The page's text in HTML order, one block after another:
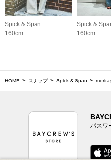
Spick & Span
160cm
Spick &
160cm
HOME スナップ Spick & Span morita
パスワ